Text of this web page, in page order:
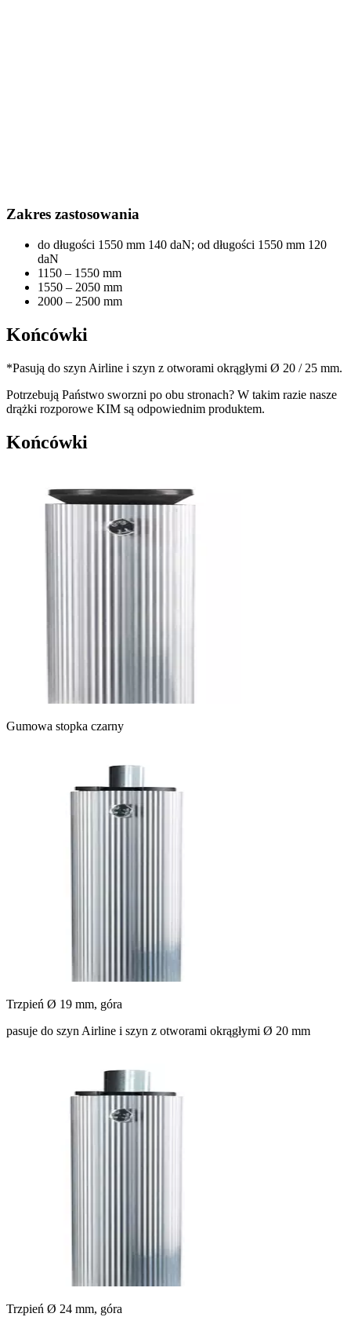
Zakres zastosowania
do długości 1550 mm 140 daN; od długości 1550 mm 120
daN
1150 – 1550 mm
1550 – 2050 mm
2000 – 2500 mm
Końcówki
*Pasują do szyn Airline i szyn z otworami okrągłymi Ø 20 / 25 mm.
Potrzebują Państwo sworzni po obu stronach? W takim razie nasze
drążki rozporowe KIM są odpowiednim produktem.
Końcówki
Gumowa stopka czarny
Trzpień Ø 19 mm, góra
pasuje do szyn Airline i szyn z otworami okrągłymi Ø 20 mm
Trzpień Ø 24 mm, góra